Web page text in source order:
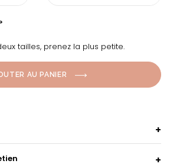
tailles, prenez la plus petite.
AU PANIER